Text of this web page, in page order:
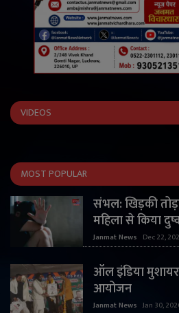
VIDEOS
MOST POPULAR
संभल: खिड़की
महिला से किया
Janmat News Dec 22,
ऑल इंडिया
आयोजन
Janmat News Jan 30,